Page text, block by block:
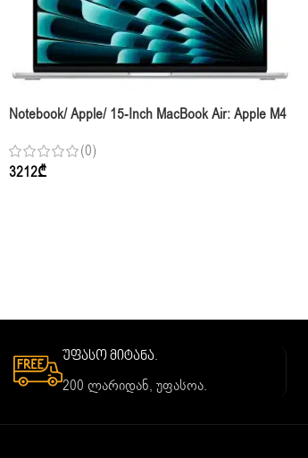
Notebook/ Apple/ 15-Inch MacBook Air: Apple M4
16GB, 256GB SSD – Silver,Model A3241
(0)
3212₾
უფასო მიტანა.
200 ლარიდან, უფასოა.